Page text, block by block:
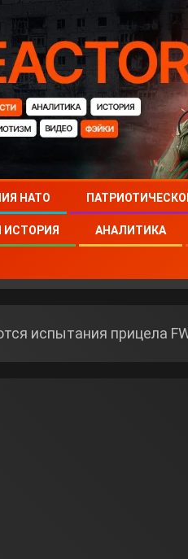
НАТО
ИСТОРИЯ АНАЛИТИКА
испытания прицела